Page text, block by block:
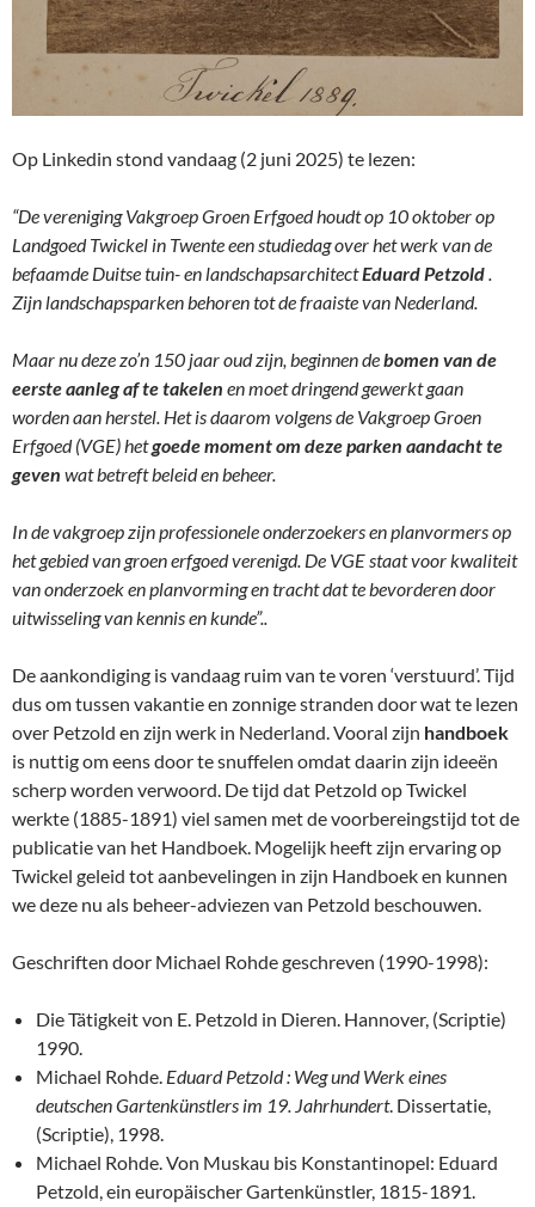
Op Linkedin stond vandaag (2 juni 2025) te lezen:
“De vereniging Vakgroep Groen Erfgoed houdt op 10 oktober op
Landgoed Twickel in Twente een studiedag over het werk van de
befaamde Duitse tuin- en landschapsarchitectEduard Petzold.
Zijn landschapsparken behoren tot de fraaiste van Nederland.
Maar nu deze zo’n 150 jaar oud zijn, beginnen debomen van de
eerste aanleg af te takelen en moet dringend gewerkt gaan
worden aan herstel. Het is daarom volgens de Vakgroep Groen
Erfgoed (VGE) hetgoede moment om deze parken aandacht te
geven wat betreft beleid en beheer.
In de vakgroep zijn professionele onderzoekers en planvormers op
het gebied van groen erfgoed verenigd. De VGE staat voor kwaliteit
van onderzoek en planvorming en tracht dat te bevorderen door
uitwisseling van kennis en kunde”..
De aankondiging is vandaag ruim van te voren ‘verstuurd’. Tijd
dus om tussen vakantie en zonnige stranden door wat te lezen
over Petzold en zijn werk in Nederland. Vooral zijn handboek
is nuttig om eens door te snuffelen omdat daarin zijn ideeën
scherp worden verwoord. De tijd dat Petzold op Twickel
werkte (1885-1891) viel samen met de voorbereingstijd tot de
publicatie van het Handboek. Mogelijk heeft zijn ervaring op
Twickel geleid tot aanbevelingen in zijn Handboek en kunnen
we deze nu als beheer-adviezen van Petzold beschouwen.
Geschriften door Michael Rohde geschreven (1990-1998):
Die Tätigkeit von E. Petzold in Dieren. Hannover, (Scriptie)
1990.
Michael Rohde. Eduard Petzold : Weg und Werk eines
deutschen Gartenkünstlers im 19. Jahrhundert. Dissertatie,
(Scriptie), 1998.
Michael Rohde. Von Muskau bis Konstantinopel: Eduard
Petzold, ein europäischer Gartenkünstler, 1815-1891.